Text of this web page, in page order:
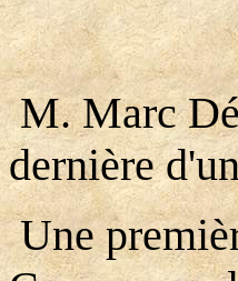
M. Marc
dernière
Une